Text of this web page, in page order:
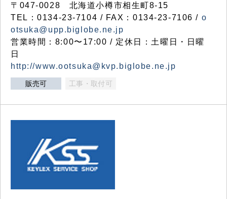
〒047-0028 北海道小樽市相生町8-15
TEL：0134-23-7104 / FAX：0134-23-7106 / o
otsuka@upp.biglobe.ne.jp
営業時間：8:00〜17:00 / 定休日：土曜日・日曜
日
http://www.ootsuka@kvp.biglobe.ne.jp
販売可 工事・取付可